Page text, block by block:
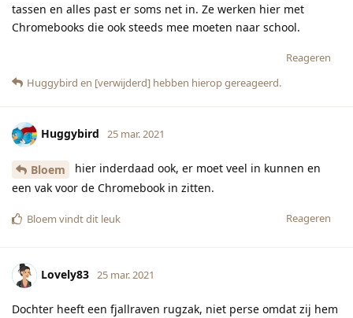
tassen en alles past er soms net in. Ze werken hier met
Chromebooks die ook steeds mee moeten naar school.
Reageren
Huggybird en [verwijderd] hebben hierop gereageerd.
Huggybird 25 mar. 2021
Bloem
hier inderdaad ook, er moet veel in kunnen en
een vak voor de Chromebook in zitten.
Reageren
Bloem vindt dit leuk
Lovely83 25 mar. 2021
Dochter heeft een fjallraven rugzak, niet perse omdat zij hem